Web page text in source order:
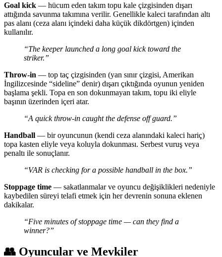
Goal kick — hücum eden takım topu kale çizgisinden dışarı
attığında savunma takımına verilir. Genellikle kaleci tarafından altı
pas alanı (ceza alanı içindeki daha küçük dikdörtgen) içinden
kullanılır.
“The keeper launched a long goal kick toward the
striker.”
Throw-in — top taç çizgisinden (yan sınır çizgisi, Amerikan
İngilizcesinde “sideline” denir) dışarı çıktığında oyunun yeniden
başlama şekli. Topa en son dokunmayan takım, topu iki eliyle
başının üzerinden içeri atar.
“A quick throw-in caught the defense off guard.”
Handball — bir oyuncunun (kendi ceza alanındaki kaleci hariç)
topa kasten eliyle veya koluyla dokunması. Serbest vuruş veya
penaltı ile sonuçlanır.
“VAR is checking for a possible handball in the box.”
Stoppage time — sakatlanmalar ve oyuncu değişiklikleri nedeniyle
kaybedilen süreyi telafi etmek için her devrenin sonuna eklenen
dakikalar.
“Five minutes of stoppage time — can they find a
winner?”
👥 Oyuncular ve Mevkiler